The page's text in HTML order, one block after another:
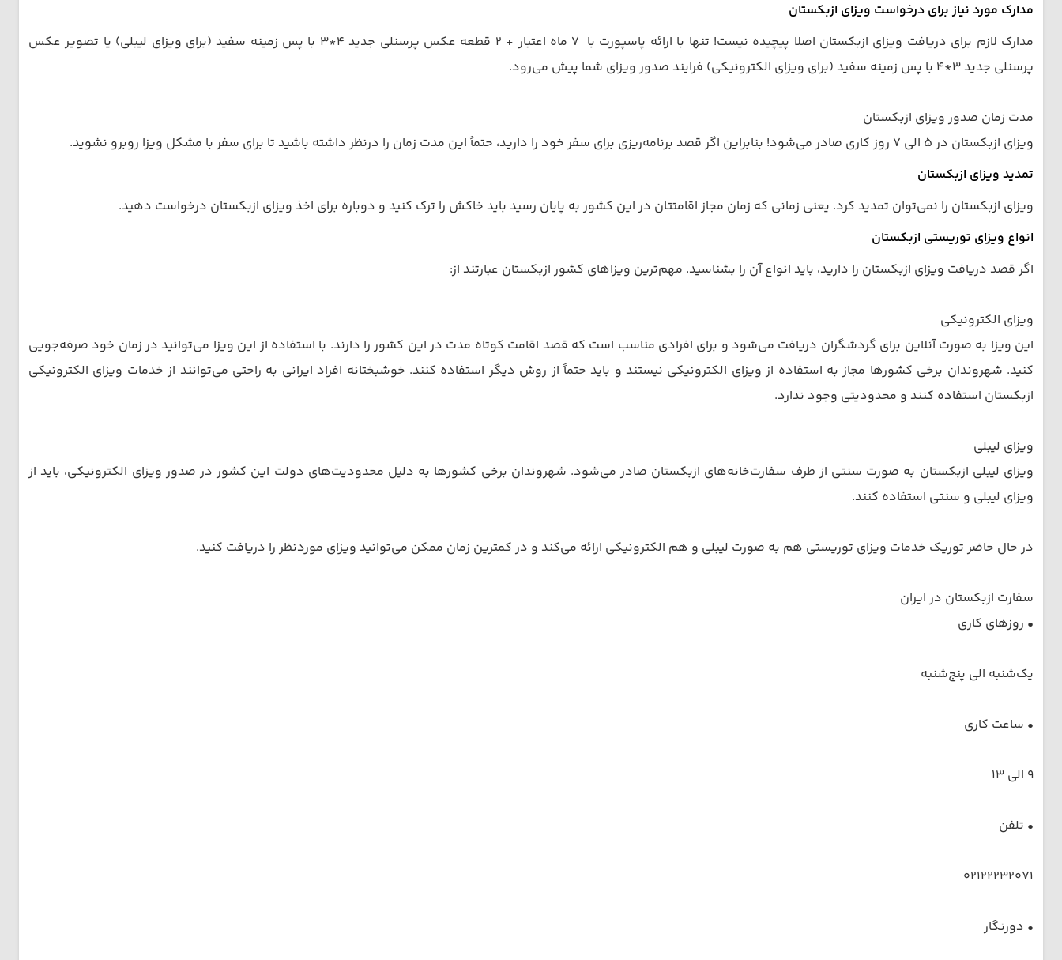
مدارک مورد نیاز برای درخواست ویزای ازبکستان
مدارک لازم برای دریافت ویزای ازبکستان اصلا پیچیده نیست! تنها با ارائه پاسپورت با 7 ماه اعتبار + 2 قطعه عکس پرسنلی جدید 4*3 با پس زمینه سفید (برای ویزای لیبلی) یا تصویر عکس
پرسنلی جدید 3*4 با پس زمینه سفید (برای ویزای الکترونیکی) فرایند صدور ویزای شما پیش می‌رود.
مدت زمان صدور ویزای ازبکستان
ویزای ازبکستان در 5 الی 7 روز کاری صادر می‌شود! بنابراین اگر قصد برنامه‌ریزی برای سفر خود را دارید، حتماً این مدت زمان را درنظر داشته باشید تا برای سفر با مشکل ویزا روبرو نشوید.
تمدید ویزای ازبکستان
ویزای ازبکستان را نمی‌توان تمدید کرد. یعنی زمانی که زمان مجاز اقامتتان در این کشور به پایان رسید باید خاکش را ترک کنید و دوباره برای اخذ ویزای ازبکستان درخواست دهید.
انواع ویزای توریستی ازبکستان
اگر قصد دریافت ویزای ازبکستان را دارید، باید انواع آن را بشناسید. مهم‌ترین ویزاهای کشور ازبکستان عبارتند از:
ویزای الکترونیکی
این ویزا به صورت آنلاین برای گردشگران دریافت می‌شود و برای افرادی مناسب است که قصد اقامت کوتاه مدت در این کشور را دارند. با استفاده از این ویزا می‌توانید در زمان خود صرفه‌جویی
کنید. شهروندان برخی کشورها مجاز به استفاده از ویزای الکترونیکی نیستند و باید حتماً از روش دیگر استفاده کنند. خوشبختانه افراد ایرانی به راحتی می‌توانند از خدمات ویزای الکترونیکی
ازبکستان استفاده کنند و محدودیتی وجود ندارد.
ویزای لیبلی
ویزای لیبلی ازبکستان به صورت سنتی از طرف سفارت‌خانه‌های ازبکستان صادر می‌شود. شهروندان برخی کشورها به دلیل محدودیت‌های دولت این کشور در صدور ویزای الکترونیکی، باید از
ویزای لیبلی و سنتی استفاده کنند.
در حال حاضر توریک خدمات ویزای توریستی هم به صورت لیبلی و هم الکترونیکی ارائه می‌کند و در کمترین زمان ممکن می‌توانید ویزای موردنظر را دریافت کنید.
سفارت ازبکستان در ایران
• روزهای کاری
یک‌شنبه الی پنج‌شنبه
• ساعت کاری
9 الی 13
• تلفن
02122232071
• دورنگار